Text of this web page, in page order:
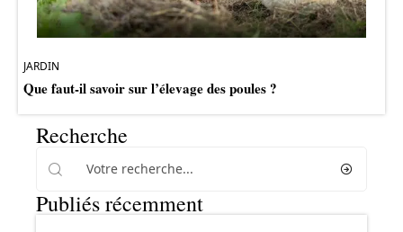
JARDIN
Que faut-il savoir sur l’élevage des poules ?
Recherche
Publiés récemment